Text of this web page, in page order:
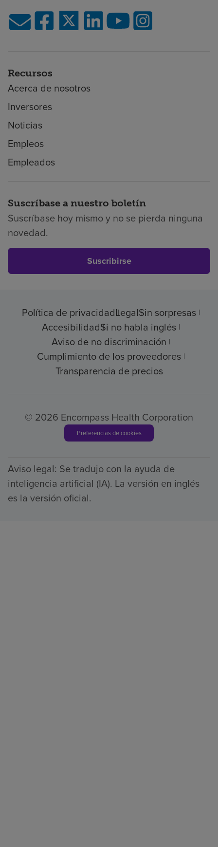
Recursos
Acerca de nosotros
Inversores
Noticias
Empleos
Empleados
Suscríbase a nuestro boletín
Suscríbase hoy mismo y no se pierda ninguna
novedad.
Suscribirse
Política de privacidadLegalSin sorpresas
AccesibilidadSi no habla inglés
Aviso de no discriminación
Cumplimiento de los proveedores
Transparencia de precios
© 2026 Encompass Health Corporation
Preferencias de cookies
Aviso legal: Se tradujo con la ayuda de
inteligencia artificial (IA). La versión en inglés
es la versión oficial.